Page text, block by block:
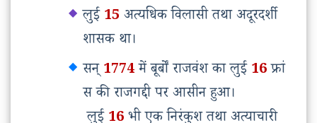
लुई15 अत्यधिकविलासीतथाअदूरदर्शी
शासक था।
सन्1774मेंबूर्बोंराजवंशकालुई16फ्रां
सकीराजगद्दीपरआसीनहुआ।